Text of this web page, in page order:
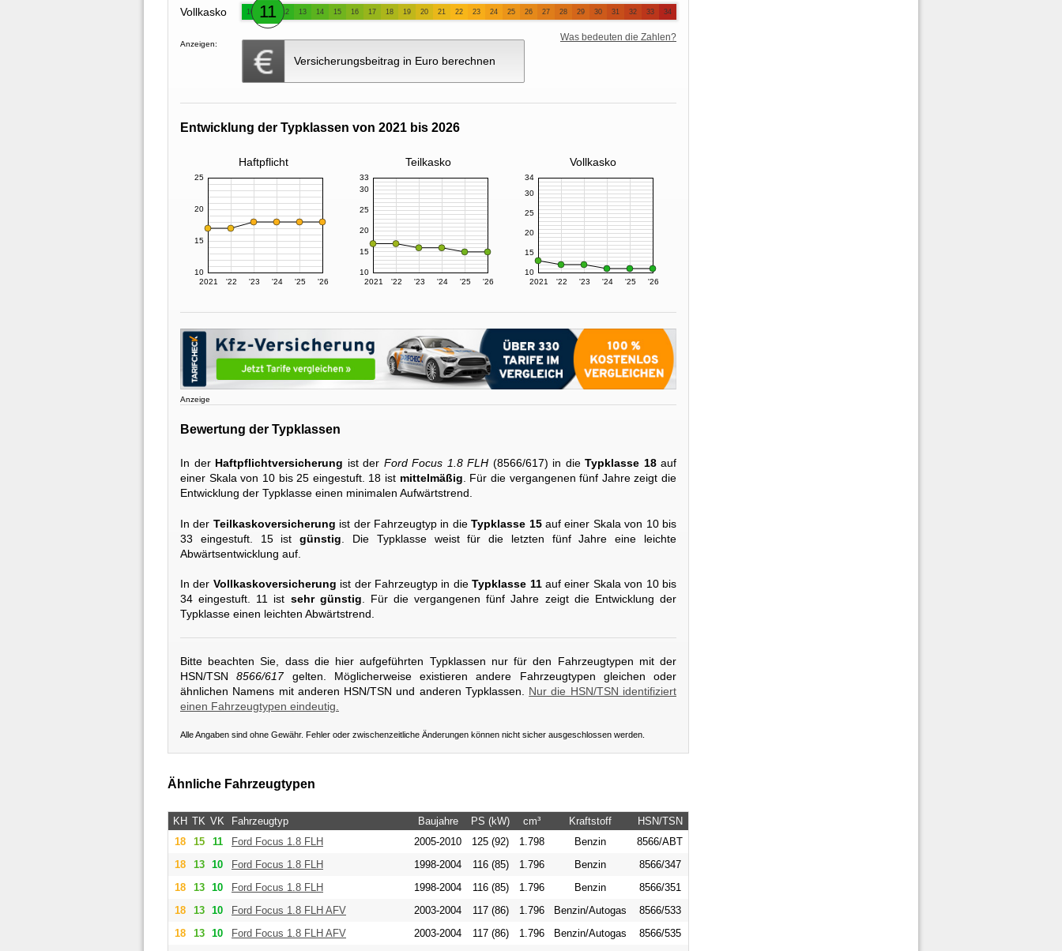
Vollkasko 10 11 12 13 14 15 16 17 18 19 20 21 22 23 24 25 26 27 28 29 30 31 32 33 34
Anzeigen:
Versicherungsbeitrag in Euro berechnen
Was bedeuten die Zahlen?
Entwicklung der Typklassen von 2021 bis 2026
Haftpflicht Teilkasko Vollkasko
2021 '22 '23 '24 '25 '26
10
15
20
25
2021 '22 '23 '24 '25 '26
10
15
20
25
30
33
2021 '22 '23 '24 '25 '26
10
15
20
25
30
34
Anzeige
Bewertung der Typklassen
In der Haftpflichtversicherung ist der Ford Focus 1.8 FLH (8566/617) in die Typklasse 18auf
einer Skala von 10 bis 25 eingestuft. 18 ist mittelmäßig . Für die vergangenen fünf Jahre zeigt die
Entwicklung der Typklasse einen minimalen Aufwärtstrend.
In der Teilkaskoversicherung ist der Fahrzeugtyp in dieTypklasse 15auf einer Skala von 10 bis
33 eingestuft. 15 istgünstig . Die Typklasse weist für die letzten fünf Jahre eine leichte
Abwärtsentwicklung auf.
In der Vollkaskoversicherung ist der Fahrzeugtyp in dieTypklasse 11auf einer Skala von 10 bis
34 eingestuft. 11 ist sehr günstig. Für die vergangenen fünf Jahre zeigt die Entwicklung der
Typklasse einen leichten Abwärtstrend.
Bitte beachten Sie, dass die hier aufgeführten Typklassen nur für den Fahrzeugtypen mit der
HSN/TSN8566/617gelten. Möglicherweise existieren andere Fahrzeugtypen gleichen oder
ähnlichen Namens mit anderen HSN/TSN und anderen Typklassen. Nur die HSN/TSN identifiziert
einen Fahrzeugtypen eindeutig.
Alle Angaben sind ohne Gewähr. Fehler oder zwischenzeitliche Änderungen können nicht sicher ausgeschlossen werden.
Ähnliche Fahrzeugtypen
KH TK VK Fahrzeugtyp Baujahre PS (kW) cm³ Kraftstoff
HSN/TSN
18
15 11 Ford Focus 1.8 FLH 2005-2010 125 (92) 1.798 Benzin
8566/ABT
18
13 10 Ford Focus 1.8 FLH 1998-2004 116 (85) 1.796 Benzin
8566/347
18
13 10 Ford Focus 1.8 FLH 1998-2004 116 (85) 1.796 Benzin
8566/351
18
13 10 Ford Focus 1.8 FLH AFV 2003-2004 117 (86) 1.796 Benzin/Autogas
8566/533
18
13 10 Ford Focus 1.8 FLH AFV 2003-2004 117 (86) 1.796 Benzin/Autogas
8566/535